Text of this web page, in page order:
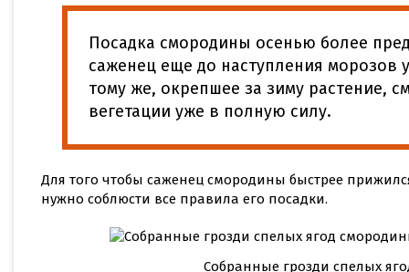
Посадка смородины осенью более
саженец еще до наступления морозов
тому же, окрепшее за зиму растение,
вегетации уже в полную силу.
Для того чтобы саженец смородины быстрее
нужно соблюсти все правила его посадки.
Собранные грозди спелых